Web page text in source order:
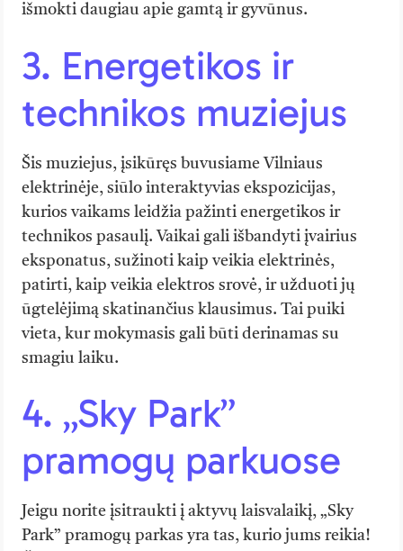
išmokti daugiau apie gamtą ir gyvūnus.
3. Energetikos ir
technikos muziejus
Šis muziejus, įsikūręs buvusiame Vilniaus
elektrinėje, siūlo interaktyvias ekspozicijas,
kurios vaikams leidžia pažinti energetikos ir
technikos pasaulį. Vaikai gali išbandyti įvairius
eksponatus, sužinoti kaip veikia elektrinės,
patirti, kaip veikia elektros srovė, ir užduoti jų
ūgtelėjimą skatinančius klausimus. Tai puiki
vieta, kur mokymasis gali būti derinamas su
smagiu laiku.
4. „Sky Park”
pramogų parkuose
Jeigu norite įsitraukti į aktyvų laisvalaikį, „Sky
Park” pramogų parkas yra tas, kurio jums reikia!